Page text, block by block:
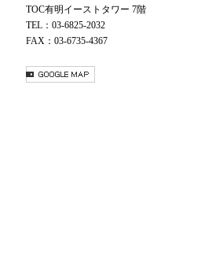
TOC有明イーストタワー 7階
TEL：03-6825-2032
FAX：03-6735-4367